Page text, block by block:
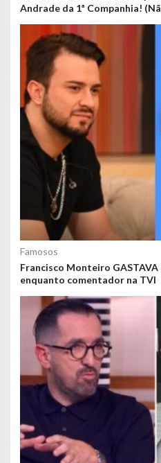
Andrade da 1ª Companhia!
Famosos
Francisco Monteiro GASTAVA
enquanto comentador na TVI